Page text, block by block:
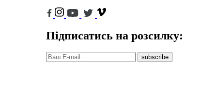
Підписатись на розсилку:
subscribe